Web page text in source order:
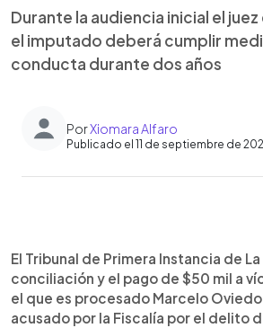
Durante la audiencia inicial el
el imputado deberá cumplir
conducta durante dos años
PorXiomara Alfaro
Publicado el 11 de septiembre de
Escuchar artículo
El Tribunal de Primera Instancia de
conciliación y el pago de $50 mil a
el que es procesado Marcelo
acusado por la Fiscalía por el delito